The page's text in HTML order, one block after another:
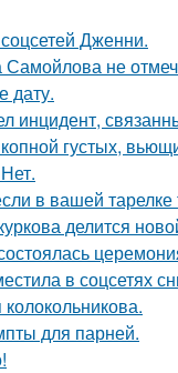
Дженни.
не
дату.
инцидент,
густых,
в вашей
делится
в соцсетях
для парней.